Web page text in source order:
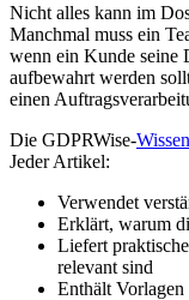
Nicht alles kann im
Manchmal muss ein
wenn ein Kunde seine
aufbewahrt werden
einen
Die GDPRWise-
Jeder Artikel:
Verwendet
Erklärt, warum
Liefert
relevant sind
Enthält